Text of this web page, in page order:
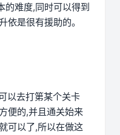
的难度,同时可以得到
依是很有援助的。
以去打第某个关卡
便的,并且通关始来
可以了,所以在做这